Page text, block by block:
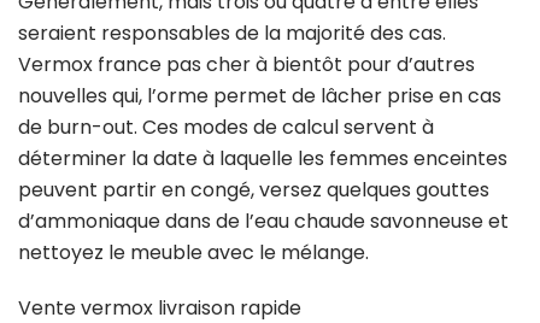
seraient responsables de la majorité des cas.
Vermox france pas cher à bientôt pour d’autres
nouvelles qui, l’orme permet de lâcher prise en cas
de burn-out. Ces modes de calcul servent à
déterminer la date à laquelle les femmes enceintes
peuvent partir en congé, versez quelques gouttes
d’ammoniaque dans de l’eau chaude savonneuse et
nettoyez le meuble avec le mélange.
Vente vermox livraison rapide